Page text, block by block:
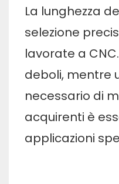
La lunghezza
selezione
lavorate a
deboli, mentre
necessario di
acquirenti è
applicazioni